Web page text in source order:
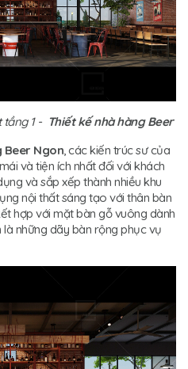
1 - Thiết kế nhà hàng Beer
Beer Ngon, các kiến trúc sư của
và tiện ích nhất đối với khách
và sắp xếp thành nhiều khu
nội thất sáng tạo với thân bàn
hợp với mặt bàn gỗ vuông dành
những dãy bàn rộng phục vụ